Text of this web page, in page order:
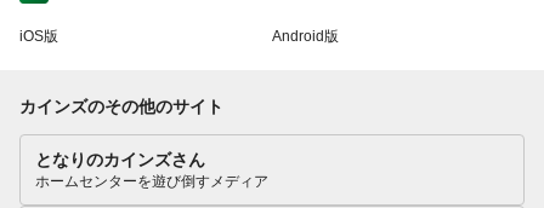
iOS版 Android版
カインズのその他のサイト
となりのカインズさん
ホームセンターを遊び倒すメディア